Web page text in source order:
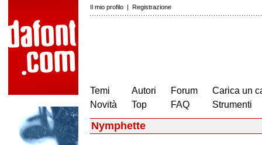
Il mio profilo | Registrazione
Temi
Novità
Autori
Top
Forum
FAQ
Carica un
Strumenti
Nymphette